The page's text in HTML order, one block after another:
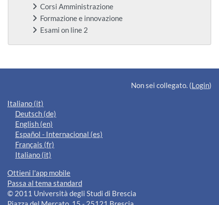
Corsi Amministrazione
Formazione e innovazione
Esami on line 2
Blocchi supplementari
Non sei collegato. (Login)
Italiano ‎(it)‎
Deutsch ‎(de)‎
English ‎(en)‎
Español - Internacional ‎(es)‎
Français ‎(fr)‎
Italiano ‎(it)‎
Ottieni l'app mobile
Passa al tema standard
© 2011 Università degli Studi di Brescia